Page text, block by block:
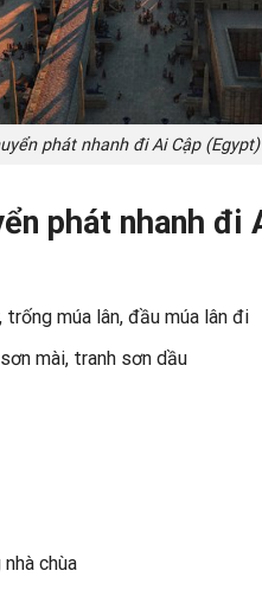
phát nhanh đi Ai Cập
phát nhanh đi
múa lân, đầu múa lân đi
mài, tranh sơn dầu
chùa